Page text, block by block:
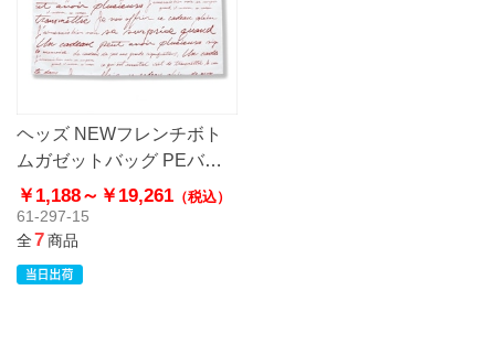
ヘッズ NEWフレンチボト
ムガゼットバッグ PEバッ
グ ポリ袋 ハードタイプ
￥1,188～ ￥19,261 （税込）
61-297-15
全7商品